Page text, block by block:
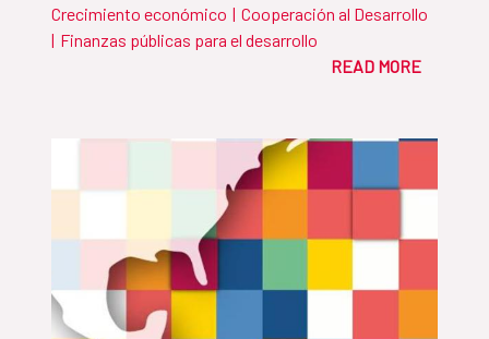
Crecimiento económico | Cooperación al Desarrollo
| Finanzas públicas para el desarrollo
READ MORE